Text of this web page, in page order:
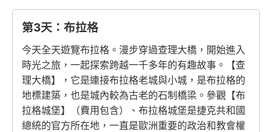
第3天：布拉格
今天全天遊覽布拉格。漫步穿過查理大橋，開始進入
時光之旅，一起探索跨越一千多年的有趣故事。【查
理大橋】，它是連接布拉格老城與小城，是布拉格的
地標建築，也是城內較為古老的石制橋梁。參觀【布
拉格城堡】（費用包含）、布拉格城堡是捷克共和國
總統的官方所在地，一直是歐洲重要的政治和教會權